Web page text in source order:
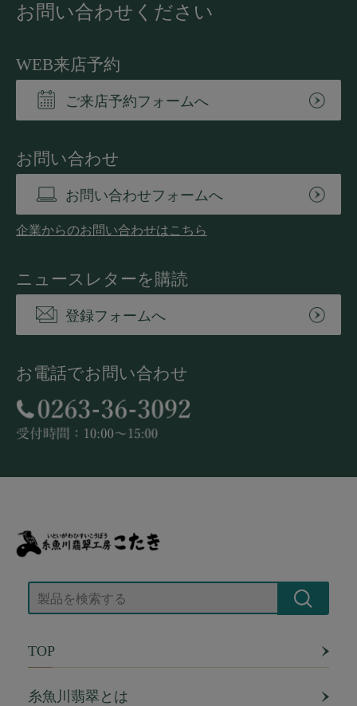
お問い合わせください
WEB来店予約
ご来店予約フォームへ
お問い合わせ
お問い合わせフォームへ
企業からのお問い合わせはこちら
ニュースレターを購読
登録フォームへ
お電話でお問い合わせ
TOP
糸魚川翡翠とは